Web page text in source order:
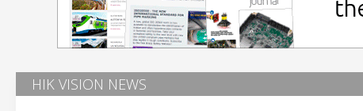
HIK VISION NEWS